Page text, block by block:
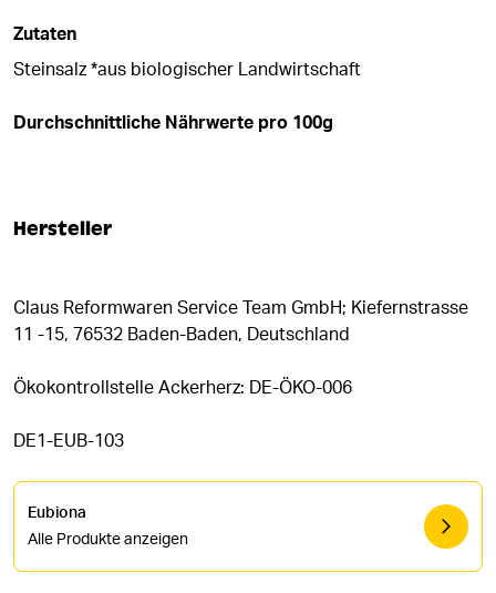
Zutaten
Steinsalz *aus biologischer Landwirtschaft
Durchschnittliche Nährwerte pro 100g
Hersteller
Claus Reformwaren Service Team GmbH; Kiefernstrasse
11 -15, 76532 Baden-Baden, Deutschland
Ökokontrollstelle Ackerherz: DE-ÖKO-006
DE1-EUB-103
Eubiona
Alle Produkte anzeigen